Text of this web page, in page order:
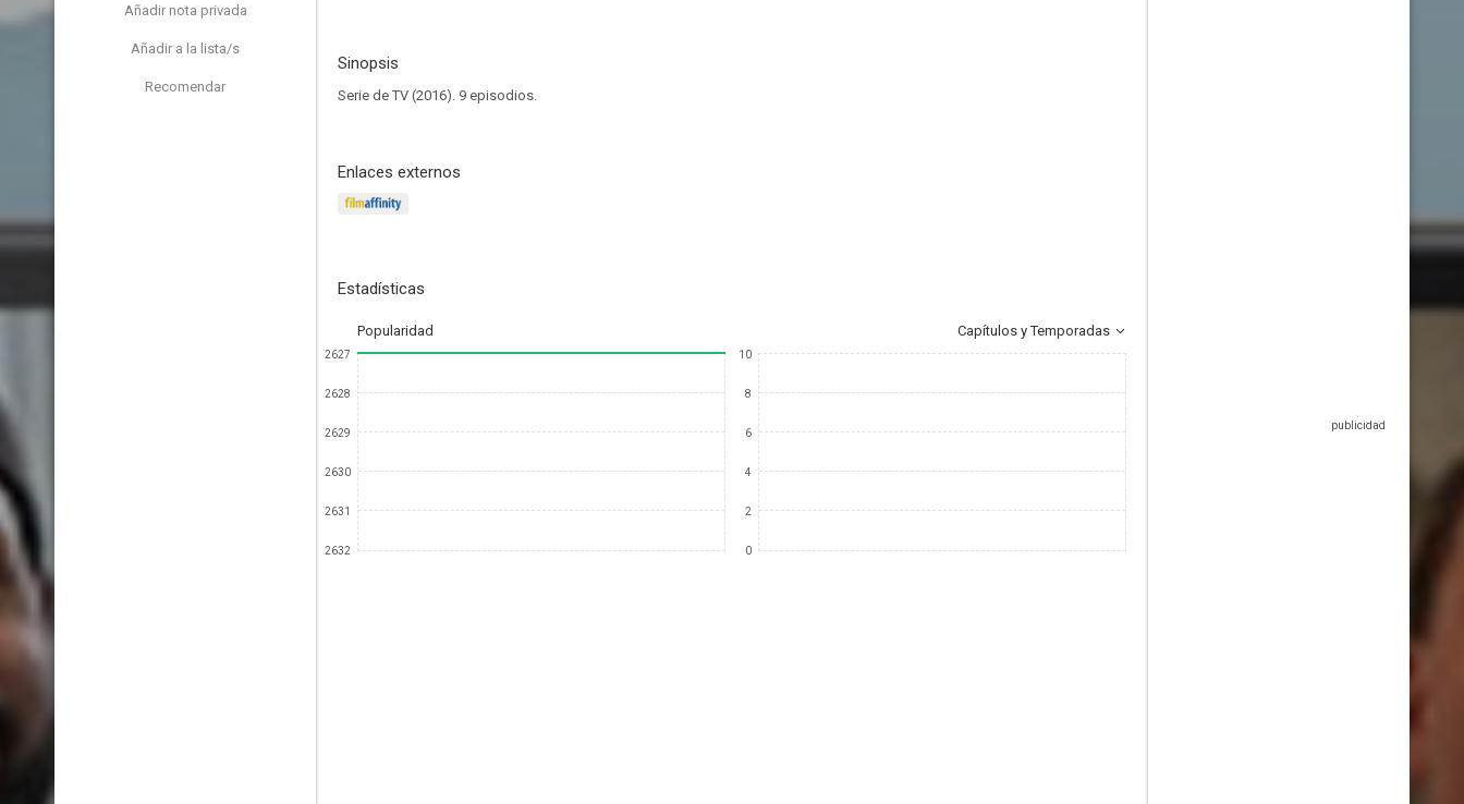
Añadir nota privada
Añadir a la lista/s
Recomendar
Sinopsis
Serie de TV (2016). 9 episodios.
Enlaces externos
Estadísticas
Popularidad Capítulos y Temporadas
2627
2628
2629
2630
2631
2632
10
8
6
4
2
0